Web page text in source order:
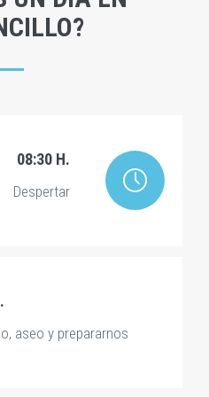
08:30 H.
Despertar
aseo y prepararnos